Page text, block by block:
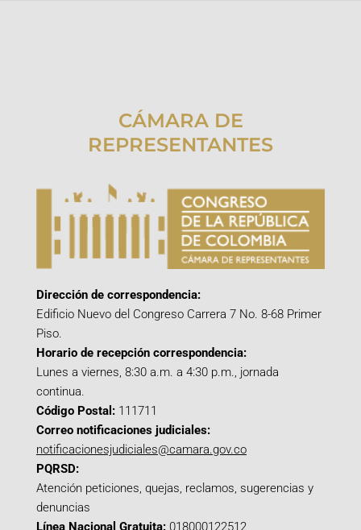
CÁMARA DE
REPRESENTANTES
Dirección de correspondencia:
Edificio Nuevo del Congreso Carrera 7 No. 8-68 Primer
Piso.
Horario de recepción correspondencia:
Lunes a viernes, 8:30 a.m. a 4:30 p.m., jornada
continua.
Código Postal: 111711
Correo notificaciones judiciales:
notificacionesjudiciales@camara.gov.co
PQRSD:
Atención peticiones, quejas, reclamos, sugerencias y
denuncias
Línea Nacional Gratuita: 018000122512